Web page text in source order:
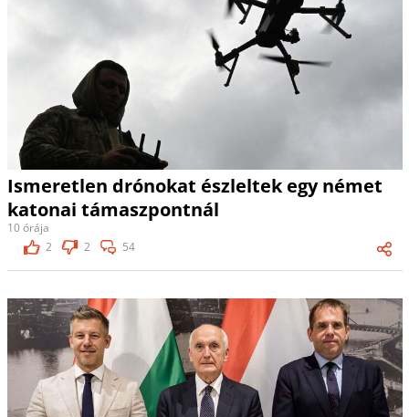
Ismeretlen drónokat észleltek egy német
katonai támaszpontnál
10 órája
2
2 54